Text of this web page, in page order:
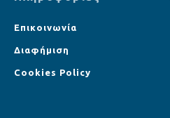
Επικοινωνία
Διαφήμιση
Cookies Policy